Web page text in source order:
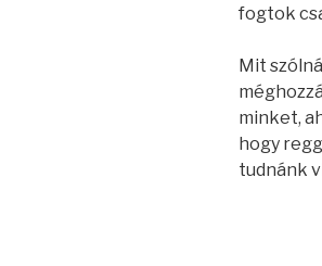
fogtok
Mit
minket,
hogy
tudnánk